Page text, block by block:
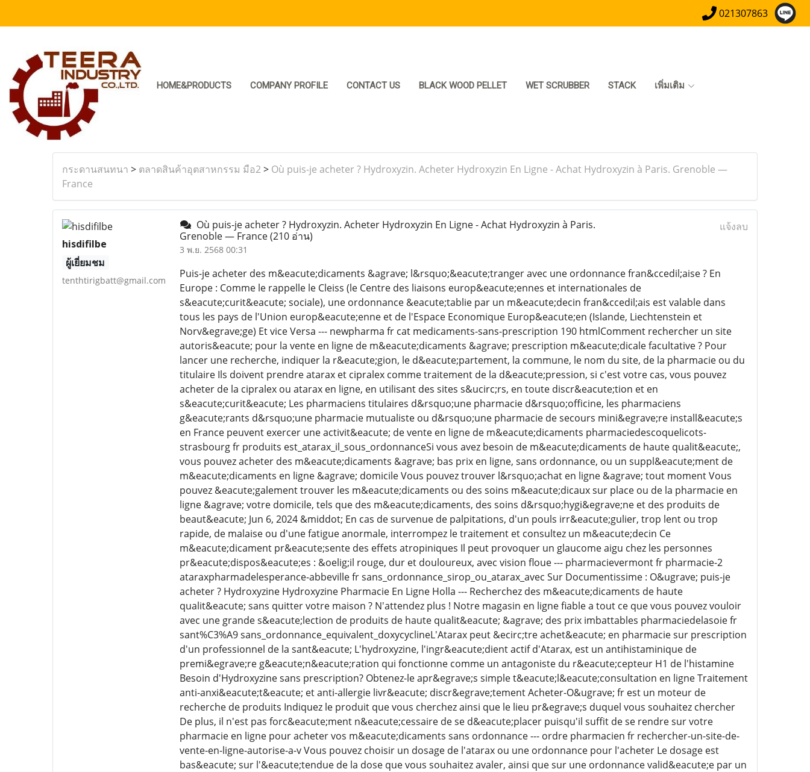
021307863
HOME&PRODUCTS COMPANY PROFILE CONTACT US BLACK WOOD PELLET WET SCRUBBER STACK เพิ่มเติม
กระดานสนทนา > ตลาดสินค้าอุตสาหกรรม มือ2> Où puis-je acheter ? Hydroxyzin. Acheter Hydroxyzin En Ligne - Achat Hydroxyzin à Paris. Grenoble —
France
hisdifilbe
ผู้เยี่ยมชม
tenthtirigbatt@gmail.com
Où puis-je acheter ? Hydroxyzin. Acheter Hydroxyzin En Ligne - Achat Hydroxyzin à Paris.
Grenoble — France(210 อ่าน)
3 พ.ย. 2568 00:31
แจ้งลบ
Puis-je acheter des m&eacute;dicaments &agrave; l&rsquo;&eacute;tranger avec une ordonnance fran&ccedil;aise ? En
Europe : Comme le rappelle le Cleiss (le Centre des liaisons europ&eacute;ennes et internationales de
s&eacute;curit&eacute; sociale), une ordonnance &eacute;tablie par un m&eacute;decin fran&ccedil;ais est valable dans
tous les pays de l'Union europ&eacute;enne et de l'Espace Economique Europ&eacute;en (Islande, Liechtenstein et
Norv&egrave;ge) Et vice Versa --- newpharma fr cat medicaments-sans-prescription 190 htmlComment rechercher un site
autoris&eacute; pour la vente en ligne de m&eacute;dicaments &agrave; prescription m&eacute;dicale facultative ? Pour
lancer une recherche, indiquer la r&eacute;gion, le d&eacute;partement, la commune, le nom du site, de la pharmacie ou du
titulaire Ils doivent prendre atarax et cipralex comme traitement de la d&eacute;pression, si c'est votre cas, vous pouvez
acheter de la cipralex ou atarax en ligne, en utilisant des sites s&ucirc;rs, en toute discr&eacute;tion et en
s&eacute;curit&eacute; Les pharmaciens titulaires d&rsquo;une pharmacie d&rsquo;officine, les pharmaciens
g&eacute;rants d&rsquo;une pharmacie mutualiste ou d&rsquo;une pharmacie de secours mini&egrave;re install&eacute;s
en France peuvent exercer une activit&eacute; de vente en ligne de m&eacute;dicaments pharmaciedescoquelicots-
strasbourg fr produits est_atarax_il_sous_ordonnanceSi vous avez besoin de m&eacute;dicaments de haute qualit&eacute;,
vous pouvez acheter des m&eacute;dicaments &agrave; bas prix en ligne, sans ordonnance, ou un suppl&eacute;ment de
m&eacute;dicaments en ligne &agrave; domicile Vous pouvez trouver l&rsquo;achat en ligne &agrave; tout moment Vous
pouvez &eacute;galement trouver les m&eacute;dicaments ou des soins m&eacute;dicaux sur place ou de la pharmacie en
ligne &agrave; votre domicile, tels que des m&eacute;dicaments, des soins d&rsquo;hygi&egrave;ne et des produits de
beaut&eacute; Jun 6, 2024 &middot; En cas de survenue de palpitations, d'un pouls irr&eacute;gulier, trop lent ou trop
rapide, de malaise ou d'une fatigue anormale, interrompez le traitement et consultez un m&eacute;decin Ce
m&eacute;dicament pr&eacute;sente des effets atropiniques Il peut provoquer un glaucome aigu chez les personnes
pr&eacute;dispos&eacute;es : &oelig;il rouge, dur et douloureux, avec vision floue --- pharmacievermont fr pharmacie-2
ataraxpharmadelesperance-abbeville fr sans_ordonnance_sirop_ou_atarax_avec Sur Documentissime : O&ugrave; puis-je
acheter ? Hydroxyzine Hydroxyzine Pharmacie En Ligne Holla --- Recherchez des m&eacute;dicaments de haute
qualit&eacute; sans quitter votre maison ? N'attendez plus ! Notre magasin en ligne fiable a tout ce que vous pouvez vouloir
avec une grande s&eacute;lection de produits de haute qualit&eacute; &agrave; des prix imbattables pharmaciedelasoie fr
sant%C3%A9 sans_ordonnance_equivalent_doxycyclineL'Atarax peut &ecirc;tre achet&eacute; en pharmacie sur prescription
d'un professionnel de la sant&eacute; L'hydroxyzine, l'ingr&eacute;dient actif d'Atarax, est un antihistaminique de
premi&egrave;re g&eacute;n&eacute;ration qui fonctionne comme un antagoniste du r&eacute;cepteur H1 de l'histamine
Besoin d'Hydroxyzine sans prescription? Obtenez-le apr&egrave;s simple t&eacute;l&eacute;consultation en ligne Traitement
anti-anxi&eacute;t&eacute; et anti-allergie livr&eacute; discr&egrave;tement Acheter-O&ugrave; fr est un moteur de
recherche de produits Indiquez le produit que vous cherchez ainsi que le lieu pr&egrave;s duquel vous souhaitez chercher
De plus, il n'est pas forc&eacute;ment n&eacute;cessaire de se d&eacute;placer puisqu'il suffit de se rendre sur votre
pharmacie en ligne pour acheter vos m&eacute;dicaments sans ordonnance --- ordre pharmacien fr rechercher-un-site-de-
vente-en-ligne-autorise-a-v Vous pouvez choisir un dosage de l'atarax ou une ordonnance pour l'acheter Le dosage est
bas&eacute; sur l'&eacute;tendue de la dose que vous souhaitez avaler, ainsi que sur une ordonnance valid&eacute;e par un